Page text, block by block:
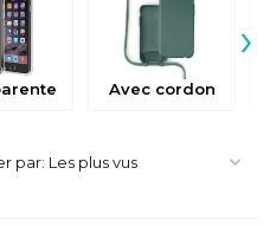
Avec cordon
›
par: